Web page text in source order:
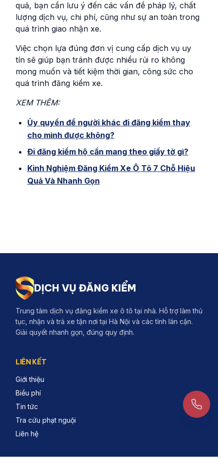
quả, bạn cần lưu ý đến các vấn đề pháp lý, chất
lượng dịch vụ, chi phí, cũng như sự an toàn trong
quá trình giao nhận xe.
Việc chọn lựa đúng đơn vị cung cấp dịch vụ uy
tín sẽ giúp bạn tránh được nhiều rủi ro không
mong muốn và tiết kiệm thời gian, công sức cho
quá trình đăng kiểm xe.
XEM THÊM:
Ủy quyền để người khác đi đăng kiểm thay
cho mình được không?
Đi đăng kiểm hộ cần mang theo giấy tờ gì?
Kinh Nghiệm Đăng Kiểm Xe Ô Tô 7 Chỗ Hiệu
Quả Và Nhanh Gọn
DỊCH VỤ ĐĂNG KIỂM
Trung tâm dịch vụ đăng kiểm xe ô tô tại nhà. Hỗ trợ làm thủ
tục, nhận và trả xe tận nơi tại Hà Nội và các tỉnh lân cận.
Giải quyết nhanh gọn, đúng quy định.
LIÊN KẾT
Giới thiệu
Biểu phí
Tin tức
Tra cứu phạt nguội
Liên hệ